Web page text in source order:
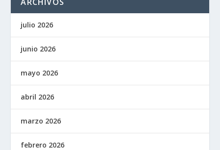
julio 2026
junio 2026
mayo 2026
abril 2026
marzo 2026
febrero 2026